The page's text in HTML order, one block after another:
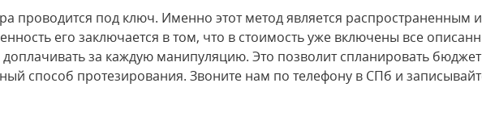
проводится под ключ. Именно этот метод является распространенным и
его заключается в том, что в стоимость уже включены все
за каждую манипуляцию. Это позволит спланировать
способ протезирования. Звоните нам по телефону в СПб и